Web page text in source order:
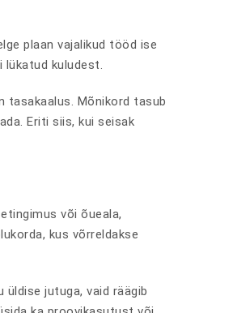
plaan vajalikud tööd ise
lükatud kuludest.
tasakaalus. Mõnikord tasub
Eriti siis, kui seisak
või õueala,
kus võrreldakse
üldise jutuga, vaid räägib